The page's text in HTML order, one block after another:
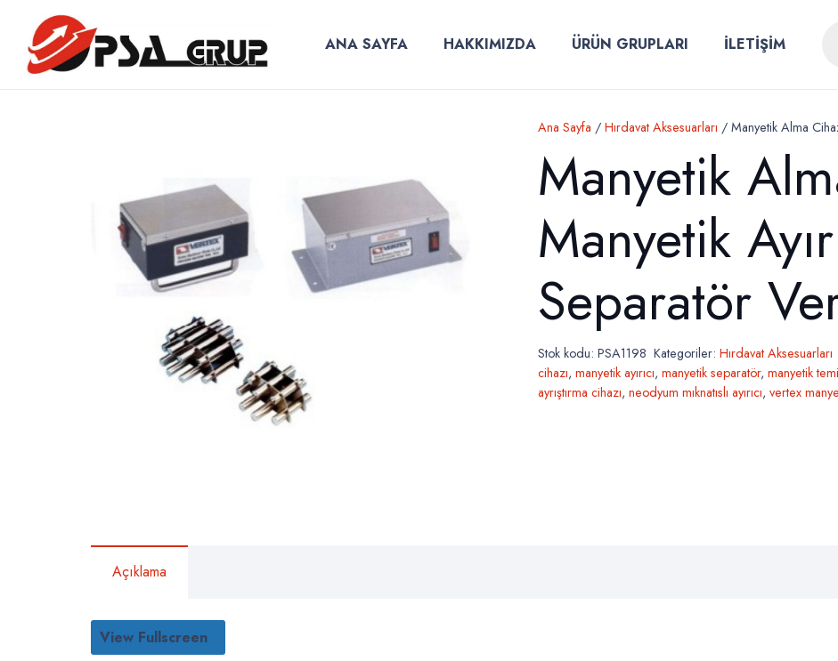
ANA SAYFA HAKKIMIZDA ÜRÜN GRUPLARI İLETİŞİM
Ana Sayfa / Hırdavat Aksesuarları / Manyetik Alma
Manyetik
Manyetik
Separatör
Stok kodu: PSA1198 Kategoriler:Hırdavat Aksesuarları
cihazı, manyetik ayırıcı, manyetik separatör, manyetik
ayrıştırma cihazı, neodyum mıknatıslı ayırıcı, vertex
Açıklama
View Fullscreen